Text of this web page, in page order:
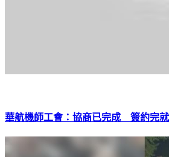
華航機師工會：協商已完成 簽約完